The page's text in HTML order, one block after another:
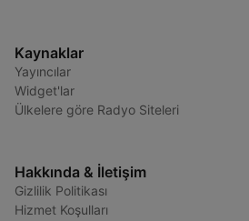
Kaynaklar
Yayıncılar
Widget'lar
Ülkelere göre Radyo Siteleri
Hakkında & İletişim
Gizlilik Politikası
Hizmet Koşulları